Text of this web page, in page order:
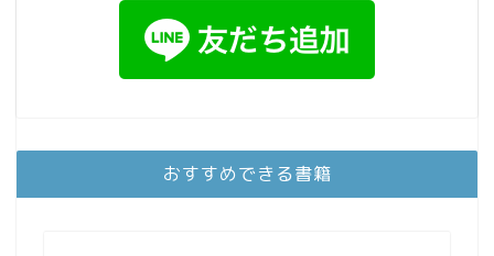
おすすめできる書籍